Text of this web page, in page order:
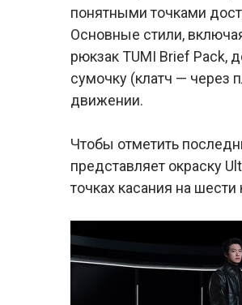
понятными точками
Основные стили,
рюкзак TUMI Brief
сумочку (клатч —
движении.
Чтобы отметить
представляет окраску
точках касания на шести